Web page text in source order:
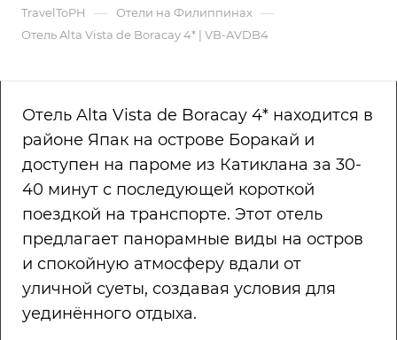
TravelToPH — Отели на Филиппинах —
Отель Alta Vista de Boracay 4* | VB-AVDB4
Отель Alta Vista de Boracay 4* находится в
районе Япак на острове Боракай и
доступен на пароме из Катиклана за 30-
40 минут с последующей короткой
поездкой на транспорте. Этот отель
предлагает панорамные виды на остров
и спокойную атмосферу вдали от
уличной суеты, создавая условия для
уединённого отдыха.